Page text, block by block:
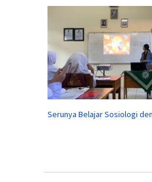
Serunya Belajar Sosiologi